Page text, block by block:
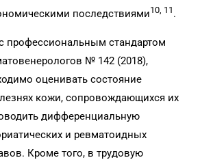
последствиями10, 11 .
профессиональным стандартом
№ 142 (2018),
оценивать состояние
кожи, сопровождающихся их
дифференциальную
и ревматоидных
Кроме того, в трудовую